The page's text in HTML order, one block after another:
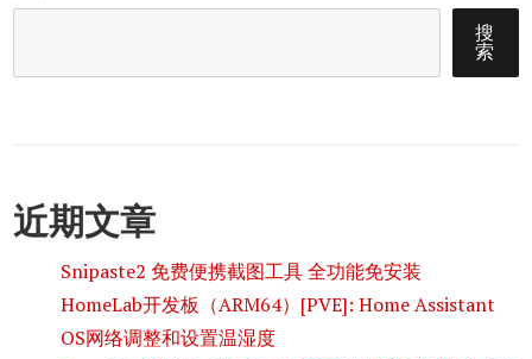
搜
索
近期文章
Snipaste2 免费便携截图工具 全功能免安装
HomeLab开发板（ARM64）[PVE]: Home Assistant
OS网络调整和设置温湿度